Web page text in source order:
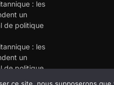
: les
un
de politique
: les
un
de politique